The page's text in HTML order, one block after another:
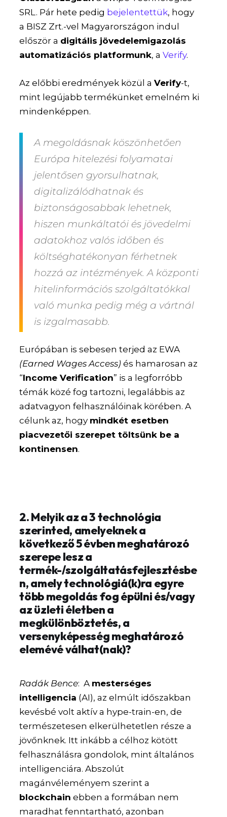
SRL. Pár hete pedig bejelentettük, hogy
a BISZ Zrt.-vel Magyarországon indul
először a digitális jövedelemigazolás
automatizációs platformunk, aVerify.
Az előbbi eredmények közül aVerify-t,
mint legújabb termékünket emelném ki
mindenképpen.
A megoldásnak köszönhetően
Európa hitelezési folyamatai
jelentősen gyorsulhatnak,
digitalizálódhatnak és
biztonságosabbak lehetnek,
hiszen munkáltatói és jövedelmi
adatokhoz valós időben és
költséghatékonyan férhetnek
hozzá az intézmények. A központi
hitelinformációs szolgáltatókkal
való munka pedig még a vártnál
is izgalmasabb.
Európában is sebesen terjed az EWA
(Earned Wages Access) és hamarosan az
“Income Verification” is a legforróbb
témák közé fog tartozni, legalábbis az
adatvagyon felhasználóinak körében. A
célunk az, hogy mindkét esetben
piacvezetői szerepet töltsünk be a
kontinensen.
2. Melyik az a 3 technológia
szerinted, amelyeknek a
következő 5 évben meghatározó
szerepe lesz a
termék-/szolgáltatásfejlesztésbe
n, amely technológiá(k)ra egyre
több megoldás fog épülni és/vagy
az üzleti életben a
megkülönböztetés, a
versenyképesség meghatározó
elemévé válhat(nak)?
Radák Bence: A mesterséges
intelligencia (AI), az elmúlt időszakban
kevésbé volt aktív a hype-train-en, de
természetesen elkerülhetetlen része a
jövőnknek. Itt inkább a célhoz kötött
felhasználásra gondolok, mint általános
intelligenciára. Abszolút
magánvéleményem szerint a
blockchain ebben a formában nem
maradhat fenntartható, azonban